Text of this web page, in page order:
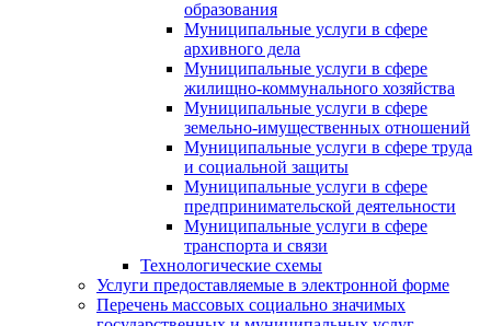
образования
Муниципальные услуги в сфере
архивного дела
Муниципальные услуги в сфере
жилищно-коммунального хозяйства
Муниципальные услуги в сфере
земельно-имущественных отношений
Муниципальные услуги в сфере труда
и социальной защиты
Муниципальные услуги в сфере
предпринимательской деятельности
Муниципальные услуги в сфере
транспорта и связи
Технологические схемы
Услуги предоставляемые в электронной форме
Перечень массовых социально значимых